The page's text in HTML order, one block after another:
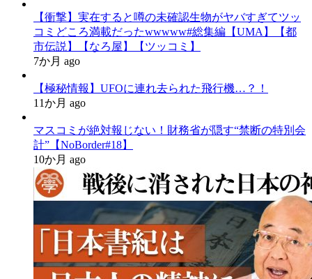
【衝撃】実在すると噂の未確認生物がヤバすぎてツッ
コミどころ満載だったwwwww#総集編【UMA】【都
市伝説】【なろ屋】【ツッコミ】
7か月 ago
【極秘情報】UFOに連れ去られた飛行機…？！
11か月 ago
マスコミが絶対報じない！財務省が隠す“禁断の特別会
計”【NoBorder#18】
10か月 ago